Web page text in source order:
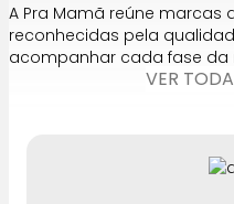
A Pra Mamã reúne marcas
reconhecidas pela
acompanhar cada fase da
VER